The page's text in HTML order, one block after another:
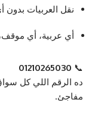
نقل العربيات
أي عربية، أي
📞
01210265030
ده الرقم اللي كل
مفاجئ.